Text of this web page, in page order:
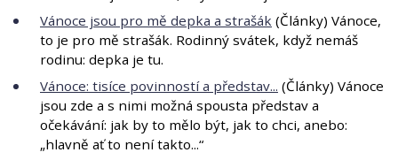
Vánoce jsou pro mě depka a strašák (Články) Vánoce,
to je pro mě strašák. Rodinný svátek, když nemáš
rodinu: depka je tu.
Vánoce: tisíce povinností a představ... (Články) Vánoce
jsou zde a s nimi možná spousta představ a
očekávání: jak by to mělo být, jak to chci, anebo:
„hlavně ať to není takto...“